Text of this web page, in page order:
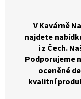
V Kavárně
najdete
i z Čech.
Podporujeme
oceněné
kvalitní